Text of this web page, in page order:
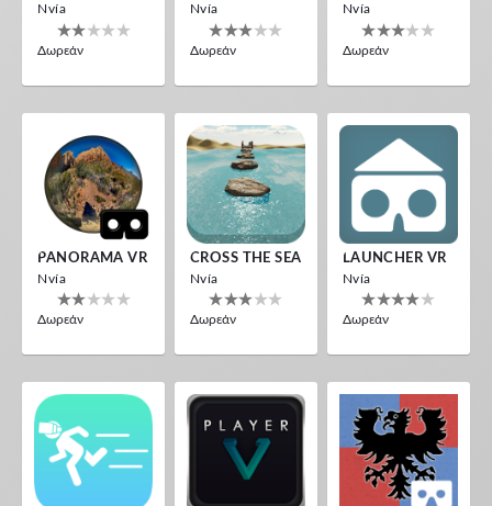
Nvía
Δωρεάν
Nvía
Δωρεάν
Nvía
Δωρεάν
PANORAMA VR
Nvía
Δωρεάν
CROSS THE SEA
Nvía
Δωρεάν
LAUNCHER VR
Nvía
Δωρεάν